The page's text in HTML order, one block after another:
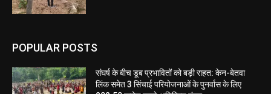
POPULAR POSTS
संघर्ष के बीच डूब प्रभावितों को बड़ी राहत: केन-बेतवा
लिंक समेत 3 सिंचाई परियोजनाओं के पुनर्वास के लिए